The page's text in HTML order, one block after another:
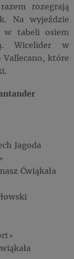
rozegrają
Na wyjeździe
w tabeli osiem
Wicelider w
Vallecano, które
Jagoda
Ćwiąkała